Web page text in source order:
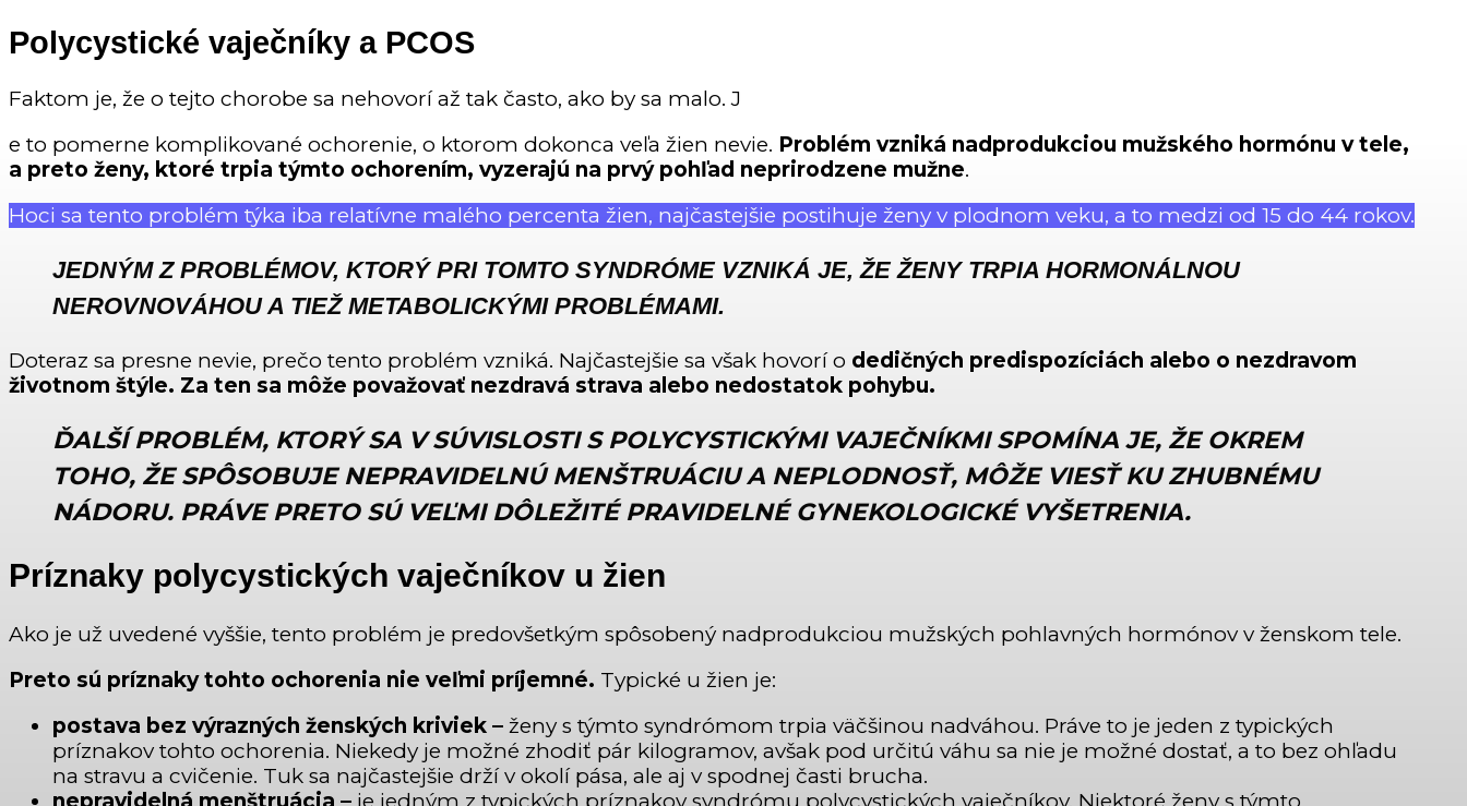
Polycystické vaječníky a PCOS
Faktom je, že o tejto chorobe sa nehovorí až tak často, ako by sa malo. J
e to pomerne komplikované ochorenie, o ktorom dokonca veľa žien nevie. Problém vzniká nadprodukciou mužského hormónu v tele,
a preto ženy, ktoré trpia týmto ochorením, vyzerajú na prvý pohľad neprirodzene mužne.
Hoci sa tento problém týka iba relatívne malého percenta žien, najčastejšie postihuje ženy v plodnom veku, a to medzi od 15 do 44 rokov.
JEDNÝM Z PROBLÉMOV, KTORÝ PRI TOMTO SYNDRÓME VZNIKÁ JE, ŽE ŽENY TRPIA HORMONÁLNOU
NEROVNOVÁHOU A TIEŽ METABOLICKÝMI PROBLÉMAMI.
Doteraz sa presne nevie, prečo tento problém vzniká. Najčastejšie sa však hovorí o dedičných predispozíciách alebo o nezdravom
životnom štýle. Za ten sa môže považovať nezdravá strava alebo nedostatok pohybu.
ĎALŠÍ PROBLÉM, KTORÝ SA V SÚVISLOSTI S POLYCYSTICKÝMI VAJEČNÍKMI SPOMÍNA JE, ŽE OKREM
TOHO, ŽE SPÔSOBUJE NEPRAVIDELNÚ MENŠTRUÁCIU A NEPLODNOSŤ, MÔŽE VIESŤ KU ZHUBNÉMU
NÁDORU. PRÁVE PRETO SÚ VEĽMI DÔLEŽITÉ PRAVIDELNÉ GYNEKOLOGICKÉ VYŠETRENIA.
Príznaky polycystických vaječníkov u žien
Ako je už uvedené vyššie, tento problém je predovšetkým spôsobený nadprodukciou mužských pohlavných hormónov v ženskom tele.
Preto sú príznaky tohto ochorenia nie veľmi príjemné. Typické u žien je:
postava bez výrazných ženských kriviek – ženy s týmto syndrómom trpia väčšinou nadváhou. Práve to je jeden z typických
príznakov tohto ochorenia. Niekedy je možné zhodiť pár kilogramov, avšak pod určitú váhu sa nie je možné dostať, a to bez ohľadu
na stravu a cvičenie. Tuk sa najčastejšie drží v okolí pása, ale aj v spodnej časti brucha.